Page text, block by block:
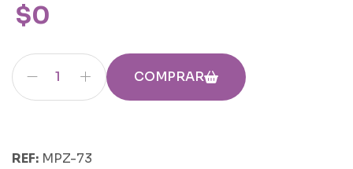
$0
COMPRAR
REF: MPZ-73